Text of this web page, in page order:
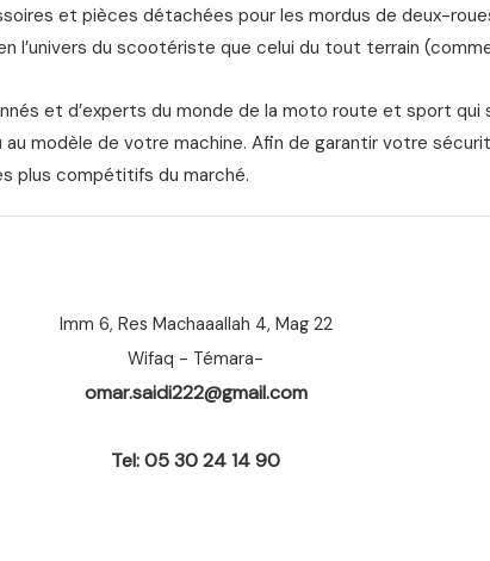
et pièces détachées pour les mordus de deux-
l’univers du scootériste que celui du tout terrain
et d’experts du monde de la moto route et sport
modèle de votre machine. Afin de garantir votre
plus compétitifs du marché.
Imm 6, Res Machaaallah 4, Mag 22
Wifaq - Témara-
omar.saidi222@gmail.com
Tel: 05 30 24 14 90